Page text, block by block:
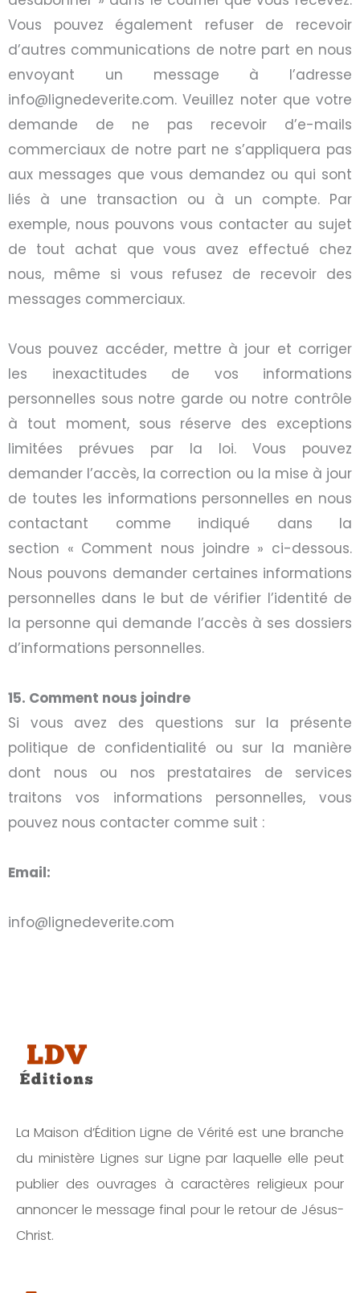
Vous pouvez également refuser de recevoir
d’autres communications de notre part en nous
envoyant un message à l’adresse
info@lignedeverite.com. Veuillez noter que votre
demande de ne pas recevoir d’e-mails
commerciaux de notre part ne s’appliquera pas
aux messages que vous demandez ou qui sont
liés à une transaction ou à un compte. Par
exemple, nous pouvons vous contacter au sujet
de tout achat que vous avez effectué chez
nous, même si vous refusez de recevoir des
messages commerciaux.
Vous pouvez accéder, mettre à jour et corriger
les inexactitudes de vos informations
personnelles sous notre garde ou notre contrôle
à tout moment, sous réserve des exceptions
limitées prévues par la loi. Vous pouvez
demander l’accès, la correction ou la mise à jour
de toutes les informations personnelles en nous
contactant comme indiqué dans la
section « Comment nous joindre » ci-dessous.
Nous pouvons demander certaines informations
personnelles dans le but de vérifier l’identité de
la personne qui demande l’accès à ses dossiers
d’informations personnelles.
15. Comment nous joindre
Si vous avez des questions sur la présente
politique de confidentialité ou sur la manière
dont nous ou nos prestataires de services
traitons vos informations personnelles, vous
pouvez nous contacter comme suit :
Email:
info@lignedeverite.com
La Maison d’Édition Ligne de Vérité est une branche
du ministère Lignes sur Ligne par laquelle elle peut
publier des ouvrages à caractères religieux pour
annoncer le message final pour le retour de Jésus-
Christ.